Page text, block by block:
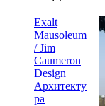
Exalt
Mausoleum
/ Jim
Caumeron
Design
Архитекту
ра